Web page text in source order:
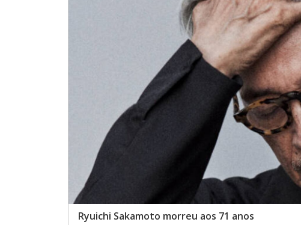
Ryuichi Sakamoto morreu aos 71 anos